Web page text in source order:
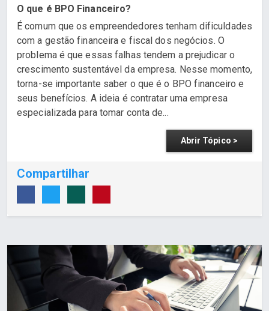
O que é BPO Financeiro?
É comum que os empreendedores tenham dificuldades
com a gestão financeira e fiscal dos negócios. O
problema é que essas falhas tendem a prejudicar o
crescimento sustentável da empresa. Nesse momento,
torna-se importante saber o que é o BPO financeiro e
seus benefícios. A ideia é contratar uma empresa
especializada para tomar conta de...
Abrir Tópico >
Compartilhar